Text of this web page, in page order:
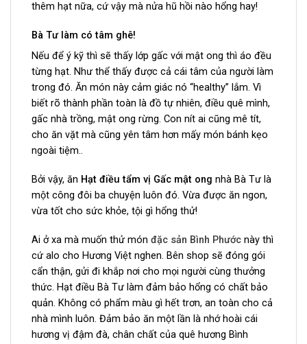
thêm hạt nữa, cứ vậy mà nửa hũ hồi nào hổng hay!
Bà Tư làm có tâm ghê!
Nếu để ý kỹ thì sẽ thấy lớp gấc với mật ong thì áo đều
từng hạt. Như thể thấy được cả cái tâm của người làm
trong đó. Ăn món này cảm giác nó “healthy” lắm. Vì
biết rõ thành phần toàn là đồ tự nhiên, điều quê mình,
gấc nhà trồng, mật ong rừng. Con nít ai cũng mê tít,
cho ăn vặt mà cũng yên tâm hơn mấy món bánh kẹo
ngoài tiệm..
Bởi vậy, ăn Hạt điều tẩm vị Gấc mật ong nhà Bà Tư là
một công đôi ba chuyện luôn đó. Vừa được ăn ngon,
vừa tốt cho sức khỏe, tội gì hổng thử!
Ai ở xa mà muốn thử món đặc sản Bình Phước này thì
cứ alo cho Hương Việt nghen. Bên shop sẽ đóng gói
cẩn thận, gửi đi khắp nơi cho mọi người cùng thưởng
thức. Hạt điều Bà Tư làm đảm bảo hổng có chất bảo
quản. Không có phẩm màu gì hết trơn, an toàn cho cả
nhà mình luôn. Đảm bảo ăn một lần là nhớ hoài cái
hương vị đậm đà, chân chất của quê hương Bình